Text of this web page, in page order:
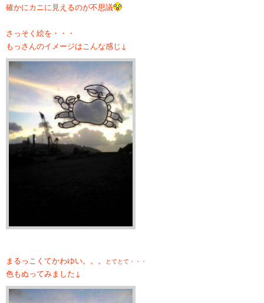
確かにカニに見えるのが不思議
さっそく絵を・・・
もっさんのイメージはこんな感じ↓
まるっこくてかわゆい。。。 とてとて・・・
色もぬってみました↓